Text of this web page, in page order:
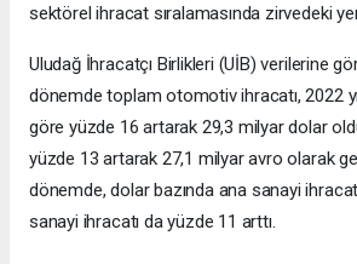
sektörel ihracat sıralamasında zirvedeki
Uludağ İhracatçı Birlikleri (UİB) verilerine
dönemde toplam otomotiv ihracatı, 2022
göre yüzde 16 artarak 29,3 milyar dolar
yüzde 13 artarak 27,1 milyar avro olarak
dönemde, dolar bazında ana sanayi
sanayi ihracatı da yüzde 11 arttı.